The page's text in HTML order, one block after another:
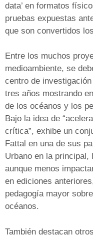
data’ en formatos
pruebas expuestas
que son convertidos
Entre los muchos
medioambiente, se
centro de
tres años mostrando
de los océanos y los
Bajo la idea de
crítica”, exhibe un
Fattal en una de sus
Urbano en la principal,
aunque menos
en ediciones
pedagogía mayor
océanos.
También destacan